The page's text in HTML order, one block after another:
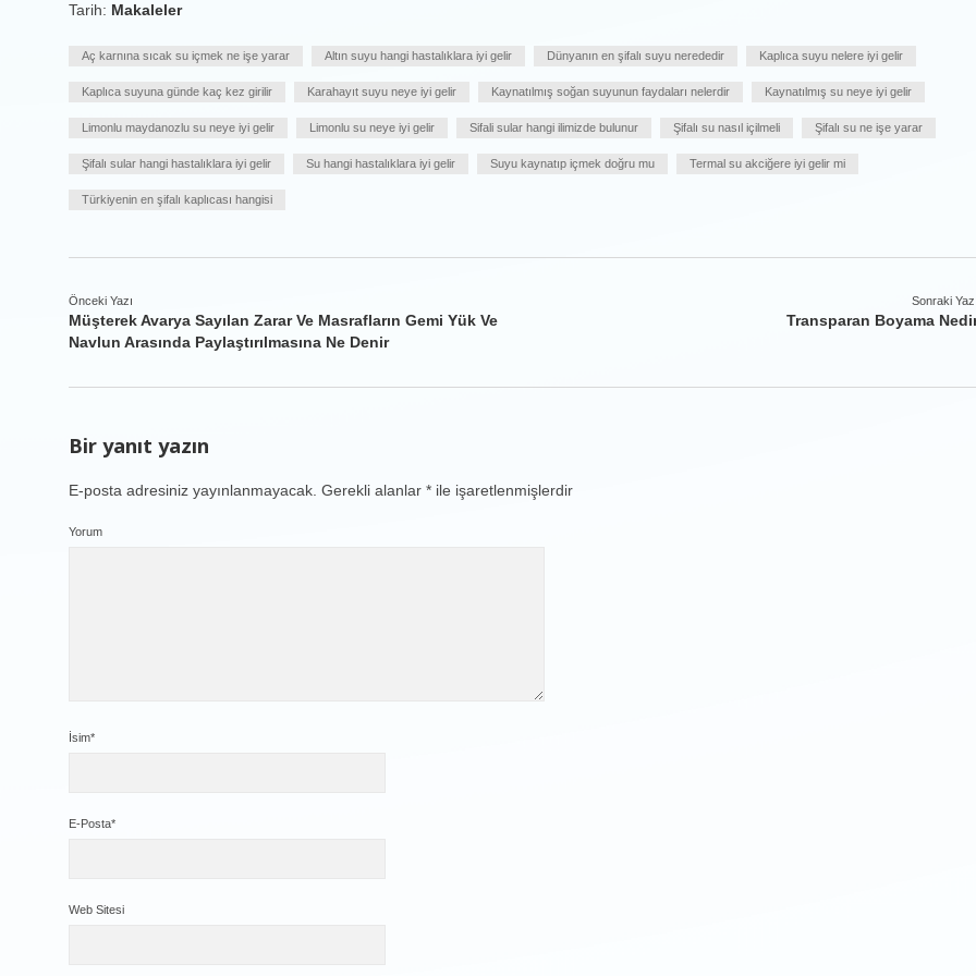
Tarih: Makaleler
Aç karnına sıcak su içmek ne işe yarar Altın suyu hangi hastalıklara iyi gelir Dünyanın en şifalı suyu nerededir Kaplıca suyu nelere iyi gelir
Kaplıca suyuna günde kaç kez girilir Karahayıt suyu neye iyi gelir Kaynatılmış soğan suyunun faydaları nelerdir Kaynatılmış su neye iyi gelir
Limonlu maydanozlu su neye iyi gelir Limonlu su neye iyi gelir Sifali sular hangi ilimizde bulunur Şifalı su nasıl içilmeli Şifalı su ne işe yarar
Şifalı sular hangi hastalıklara iyi gelir Su hangi hastalıklara iyi gelir Suyu kaynatıp içmek doğru mu Termal su akciğere iyi gelir mi
Türkiyenin en şifalı kaplıcası hangisi
Önceki Yazı
Müşterek Avarya Sayılan Zarar Ve Masrafların Gemi Yük Ve
Navlun Arasında Paylaştırılmasına Ne Denir
Sonraki
Transparan Boyama
Bir yanıt yazın
E-posta adresiniz yayınlanmayacak. Gerekli alanlar * ile işaretlenmişlerdir
Yorum
İsim*
E-Posta*
Web Sitesi